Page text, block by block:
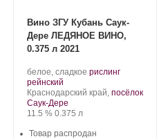
Вино ЗГУ Кубань Саук-
Дере ЛЕДЯНОЕ ВИНО,
0.375 л 2021
Производитель:
Саук-
Дере.
белое, сладкое .
винограда:
рислинг
рейнский.
Регион:
Краснодарский край, посёлок
Саук-Дере
Крепость
11.5 %. Объем
0.375 л
Товар распродан